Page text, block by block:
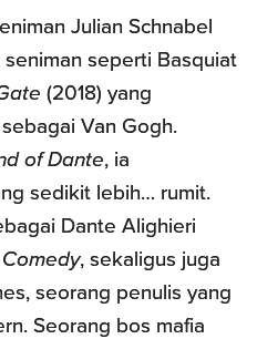
Julian Schnabel
seperti Basquiat
(2018) yang
Van Gogh.
of Dante, ia
sedikit lebih… rumit.
Dante Alighieri
, sekaligus juga
seorang penulis yang
Seorang bos mafia